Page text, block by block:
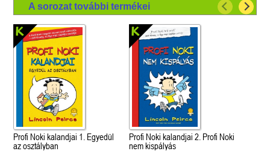
A sorozat további termékei
Profi Noki kalandjai 1. Egyedül
az osztályban
Profi Noki kalandjai 2. Profi Noki
nem kispályás